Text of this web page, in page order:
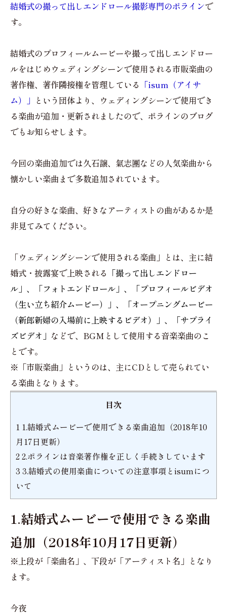
結婚式の撮って出しエンドロール撮影専門のポラインで
す。
結婚式のプロフィールムービーや撮って出しエンドロー
ルをはじめウェディングシーンで使用される市販楽曲の
著作権、著作隣接権を管理している 「isum（アイサ
ム）」 という団体より、ウェディングシーンで使用でき
る楽曲が追加・更新されましたので、ポラインのブログ
でもお知らせします。
今回の楽曲追加では久石譲、氣志團などの人気楽曲から
懐かしい楽曲まで多数追加されています。
自分の好きな楽曲、好きなアーティストの曲があるか是
非見てみてください。
「ウェディングシーンで使用される楽曲」とは、主に結
婚式・披露宴で上映される 「撮って出しエンドロー
ル」、「フォトエンドロール」、「プロフィールビデオ
（生い立ち紹介ムービー）」、「オープニングムービー
（新郎新婦の入場前に上映するビデオ）」、「サプライ
ズビデオ」 などで、BGMとして使用する音楽楽曲のこ
とです。
※「市販楽曲」というのは、主にCDとして売られてい
る楽曲となります。
目次
1 1.結婚式ムービーで使用できる楽曲追加（2018年10
月17日更新）
22.ポラインは音楽著作権を正しく手続きしています
3 3.結婚式の使用楽曲についての注意事項とisumにつ
いて
1.結婚式ムービーで使用できる楽曲
追加（2018年10月17日更新）
※上段が「楽曲名」、下段が「アーティスト名」となり
ます。
今夜